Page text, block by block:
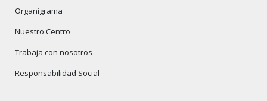
Organigrama
Nuestro Centro
Trabaja con nosotros
Responsabilidad Social